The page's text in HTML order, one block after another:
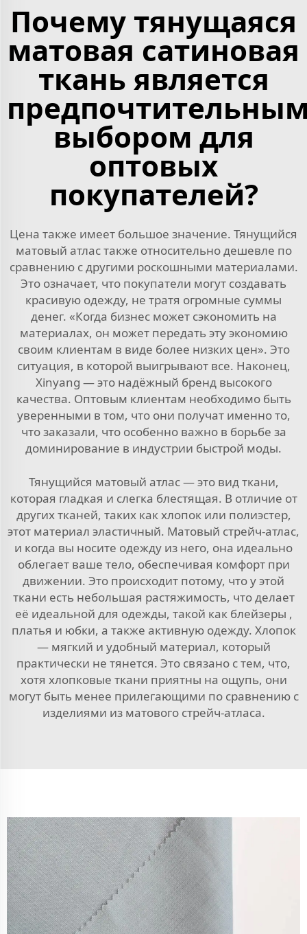
Почему тянущаяся
матовая сатиновая
ткань является
выбором для
оптовых
покупателей?
Цена также имеет большое значение. Тянущийся
матовый атлас также относительно дешевле по
сравнению с другими роскошными материалами.
Это означает, что покупатели могут создавать
красивую одежду, не тратя огромные суммы
денег. «Когда бизнес может сэкономить на
материалах, он может передать эту экономию
своим клиентам в виде более низких цен». Это
ситуация, в которой выигрывают все. Наконец,
Xinyang — это надёжный бренд высокого
качества. Оптовым клиентам необходимо быть
уверенными в том, что они получат именно то,
что заказали, что особенно важно в борьбе за
доминирование в индустрии быстрой моды.
Тянущийся матовый атлас — это вид ткани,
которая гладкая и слегка блестящая. В отличие от
других тканей, таких как хлопок или полиэстер,
этот материал эластичный. Матовый стрейч-атлас,
и когда вы носите одежду из него, она идеально
облегает ваше тело, обеспечивая комфорт при
движении. Это происходит потому, что у этой
ткани есть небольшая растяжимость, что делает
её идеальной для одежды, такой как блейзеры ,
платья и юбки, а также активную одежду. Хлопок
— мягкий и удобный материал, который
практически не тянется. Это связано с тем, что,
хотя хлопковые ткани приятны на ощупь, они
могут быть менее прилегающими по сравнению с
изделиями из матового стрейч-атласа.